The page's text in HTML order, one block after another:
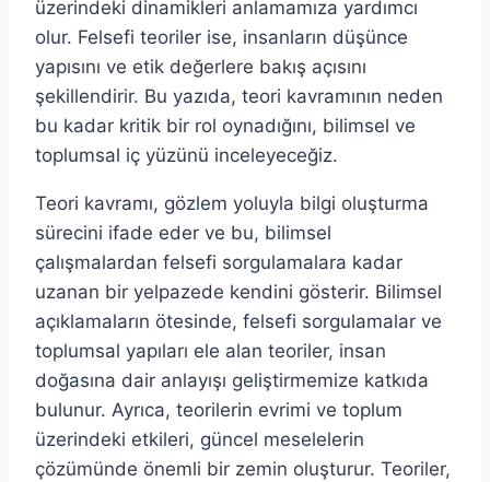
üzerindeki dinamikleri anlamamıza yardımcı
olur. Felsefi teoriler ise, insanların düşünce
yapısını ve etik değerlere bakış açısını
şekillendirir. Bu yazıda, teori kavramının neden
bu kadar kritik bir rol oynadığını, bilimsel ve
toplumsal iç yüzünü inceleyeceğiz.
Teori kavramı, gözlem yoluyla bilgi oluşturma
sürecini ifade eder ve bu, bilimsel
çalışmalardan felsefi sorgulamalara kadar
uzanan bir yelpazede kendini gösterir. Bilimsel
açıklamaların ötesinde, felsefi sorgulamalar ve
toplumsal yapıları ele alan teoriler, insan
doğasına dair anlayışı geliştirmemize katkıda
bulunur. Ayrıca, teorilerin evrimi ve toplum
üzerindeki etkileri, güncel meselelerin
çözümünde önemli bir zemin oluşturur. Teoriler,